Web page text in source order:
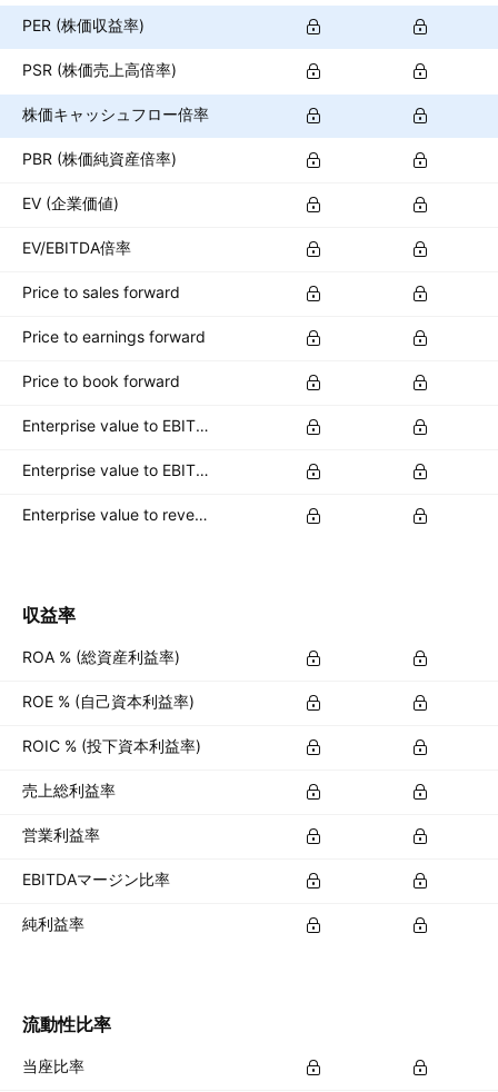
PER (株価収益率)
PSR (株価売上高倍率)
株価キャッシュフロー倍率
PBR (株価純資産倍率)
EV (企業価値)
EV/EBITDA倍率
Price to sales forward
Price to earnings forward
Price to book forward
Enterprise value to EBITDA forward
Enterprise value to EBIT forward
Enterprise value to revenue forward
収益率
ROA % (総資産利益率)
ROE % (自己資本利益率)
ROIC % (投下資本利益率)
売上総利益率
営業利益率
EBITDAマージン比率
純利益率
流動性比率
当座比率